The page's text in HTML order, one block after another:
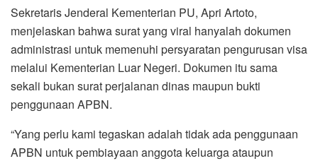
Sekretaris Jenderal Kementerian PU, Apri Artoto,
menjelaskan bahwa surat yang viral hanyalah dokumen
administrasi untuk memenuhi persyaratan pengurusan visa
melalui Kementerian Luar Negeri. Dokumen itu sama
sekali bukan surat perjalanan dinas maupun bukti
penggunaan APBN.
“Yang perlu kami tegaskan adalah tidak ada penggunaan
APBN untuk pembiayaan anggota keluarga ataupun